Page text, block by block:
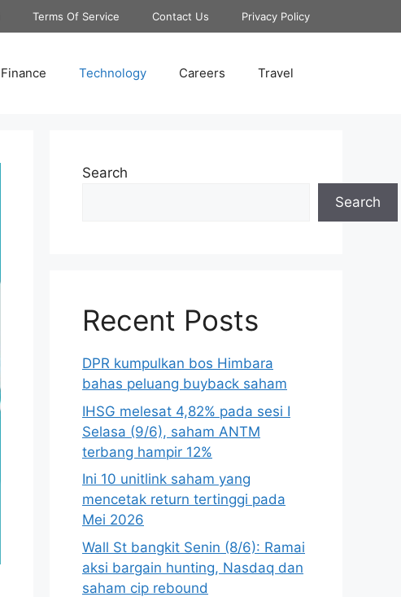
Terms Of Service Contact Us Privacy Policy
Finance Technology Careers Travel
Search
Search
Recent Posts
DPR kumpulkan bos Himbara
bahas peluang buyback saham
IHSG melesat 4,82% pada sesi I
Selasa (9/6), saham ANTM
terbang hampir 12%
Ini 10 unitlink saham yang
mencetak return tertinggi pada
Mei 2026
Wall St bangkit Senin (8/6): Ramai
aksi bargain hunting, Nasdaq dan
saham cip rebound